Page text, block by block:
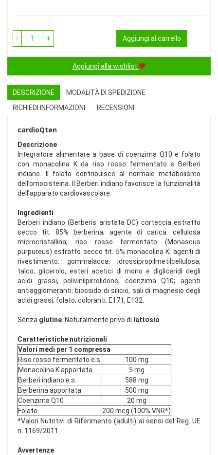
- + Aggiungi al carrello
Aggiungi alla wishlist
DESCRIZIONE
MODALITÀ DI SPEDIZIONE
RICHIEDI INFORMAZIONI
RECENSIONI
cardioQten
Descrizione
Integratore alimentare a base di coenzima Q10 e folato
con monacolina K da riso rosso fermentato e Berberi
indiano. Il folato contribuisce al normale metabolismo
dell’omocisteina. Il Berberi indiano favorisce la funzionalità
dell’apparato cardiovascolare.
Ingredienti
Berberi indiano (Berberis aristata DC) corteccia estratto
secco tit. 85% berberina; agente di carica: cellulosa
microcristallina; riso rosso fermentato (Monascus
purpureus) estratto secco tit. 5% monacolina K; agenti di
rivestimento: gommalacca, idrossipropilmetilcellulosa,
talco, glicerolo, esteri acetici di mono e digliceridi degli
acidi grassi, polivinilpirrolidone; coenzima Q10; agenti
antiagglomeranti: biossido di silicio, sali di magnesio degli
acidi grassi; folato; coloranti: E171, E132.
Senza glutine. Naturalmente privo di lattosio.
Caratteristiche nutrizionali
Valori medi per 1 compressa
Riso rosso fermentato e.s.
100 mg
Monacolina K apportata
5 mg
Berberi indiano e.s.
588 mg
Berberina apportata
500 mg
Coenzima Q10
20 mg
Folato
200 mcg (100% VNR*)
*Valori Nutritivi di Riferimento (adulti) ai sensi del Reg. UE
n. 1169/2011
Avvertenze